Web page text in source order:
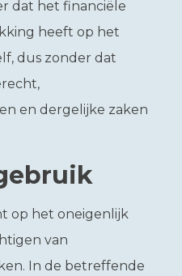
dat het financiële
heeft op het
dus zonder dat
en dergelijke zaken
op het oneigenlijk
van
In de betreffende